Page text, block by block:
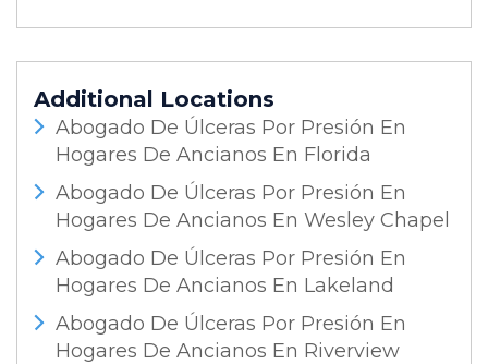
Additional Locations
Abogado De Úlceras Por Presión En
Hogares De Ancianos En Florida
Abogado De Úlceras Por Presión En
Hogares De Ancianos En Wesley Chapel
Abogado De Úlceras Por Presión En
Hogares De Ancianos En Lakeland
Abogado De Úlceras Por Presión En
Hogares De Ancianos En Riverview